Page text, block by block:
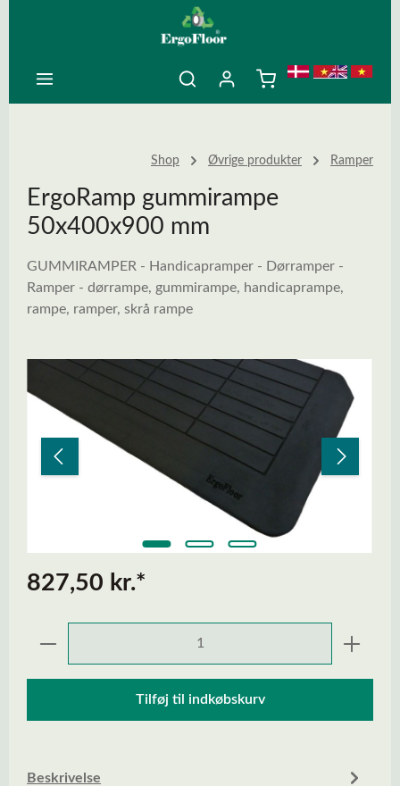
Shop Øvrige produkter Ramper
ErgoRamp gummirampe
50x400x900 mm
GUMMIRAMPER - Handicapramper - Dørramper -
Ramper - dørrampe, gummirampe, handicaprampe,
rampe, ramper, skrå rampe
Spring over billedgalleri
827,50 kr.*
Produktmængde: Indtast den ønskede
Tilføj til indkøbskurv
Beskrivelse